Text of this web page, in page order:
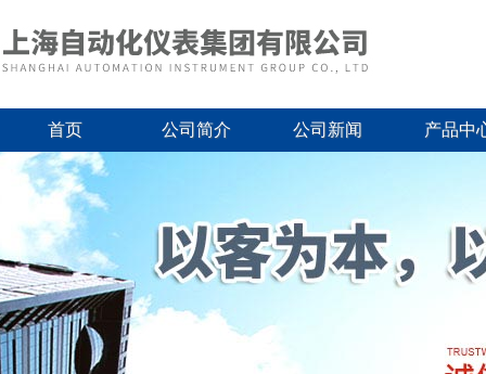
首页 公司简介 公司新闻 产品中